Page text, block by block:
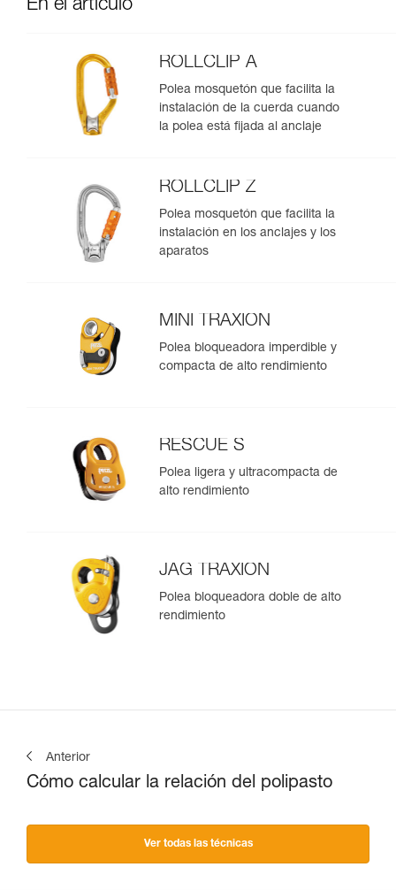
En el artículo
ROLLCLIP A
Polea mosquetón que facilita la
instalación de la cuerda cuando
la polea está fijada al anclaje
ROLLCLIP Z
Polea mosquetón que facilita la
instalación en los anclajes y los
aparatos
MINI TRAXION
Polea bloqueadora imperdible y
compacta de alto rendimiento
RESCUE S
Polea ligera y ultracompacta de
alto rendimiento
JAG TRAXION
Polea bloqueadora doble de alto
rendimiento
Anterior
Cómo calcular la relación del polipasto
Ver todas las técnicas